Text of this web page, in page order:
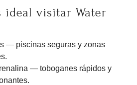
ideal visitar Water
— piscinas seguras y zonas
— toboganes rápidos y